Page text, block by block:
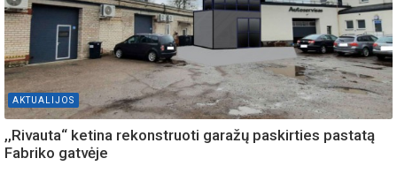
AKTUALIJOS
,,Rivauta“ ketina rekonstruoti garažų paskirties pastatą
Fabriko gatvėje